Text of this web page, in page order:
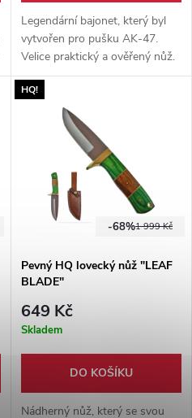
Legendární bajonet, který byl
vytvořen pro pušku AK-47.
Velice praktický a ověřený nůž.
HQ!
1 999 Kč
-68%
Pevný HQ lovecký nůž "LEAF
BLADE"
649 Kč
Skladem
DO KOŠÍKU
Nádherný nůž, který se svou